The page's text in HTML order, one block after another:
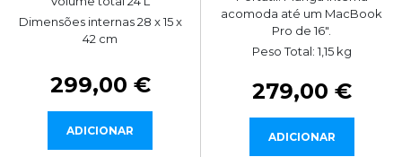
Dimensões internas 28 x 15 x
42 cm
299,00 €
ADICIONAR
acomoda até um MacBook
Pro de 16".
Peso Total: 1,15 kg
279,00 €
ADICIONAR